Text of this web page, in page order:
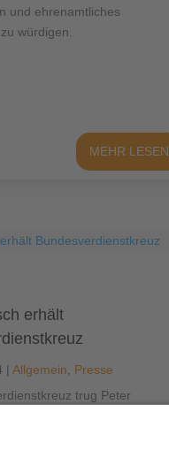
und ehrenamtliches
würdigen.
MEHR LESEN
erhält
|Allgemein, Presse
trug Peter
nach vorne kam. Nun hat
Im Namen von